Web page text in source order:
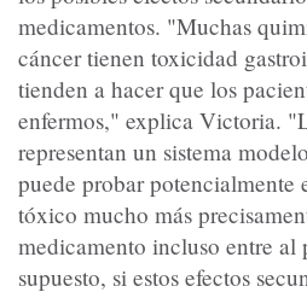
medicamentos. "Muchas
cáncer tienen toxicidad
tienden a hacer que los
enfermos," explica Victoria.
representan un sistema
puede probar potencialmente
tóxico mucho más
medicamento incluso entre al
supuesto, si estos efectos